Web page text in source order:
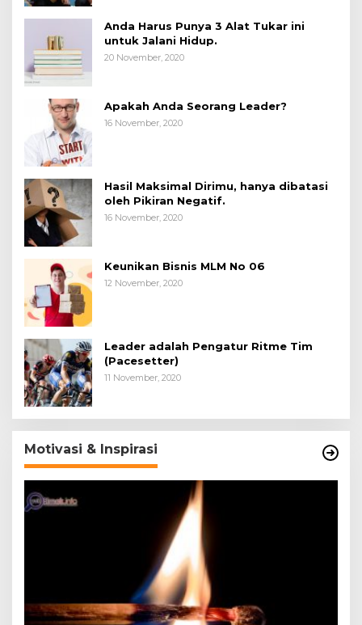
Anda Harus Punya 3 Alat Tukar ini
untuk Jalani Hidup.
20 November, 2020
Apakah Anda Seorang Leader?
16 November, 2020
Hasil Maksimal Dirimu, hanya dibatasi
oleh Pikiran Negatif.
16 November, 2020
Keunikan Bisnis MLM No 06
12 November, 2020
Leader adalah Pengatur Ritme Tim
(Pacesetter)
11 November, 2020
Motivasi & Inspirasi